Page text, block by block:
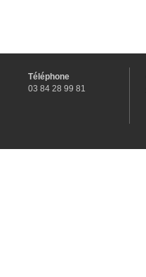
Téléphone
03 84 28 99 81